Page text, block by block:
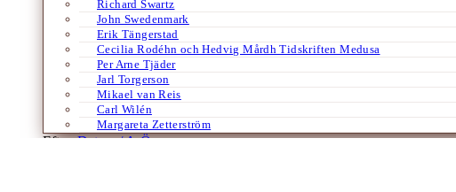
Richard Swartz
John Swedenmark
Erik Tängerstad
Cecilia Rodéhn och Hedvig Mårdh Tidskriften Medusa
Per Arne Tjäder
Jarl Torgerson
Mikael van Reis
Carl Wilén
Margareta Zetterström
Efter:Datum /A-Ö